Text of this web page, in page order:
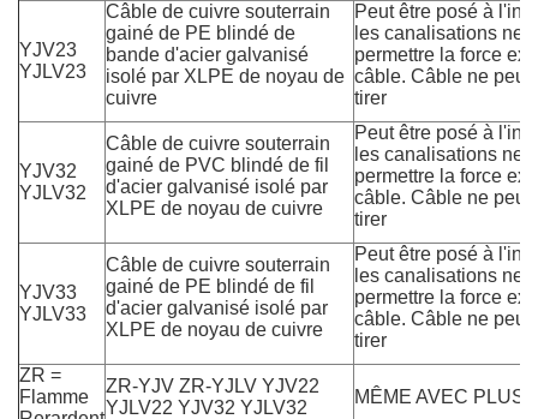
YJV23
YJLV23
Câble de cuivre souterrain
gainé de PE blindé de
bande d'acier galvanisé
isolé par XLPE de noyau de
cuivre
Peut être posé à
les canalisations ne
permettre la force
câble. Câble ne peut
tirer
YJV32
YJLV32
Câble de cuivre souterrain
gainé de PVC blindé de fil
d'acier galvanisé isolé par
XLPE de noyau de cuivre
Peut être posé à
les canalisations ne
permettre la force
câble. Câble ne peut
tirer
YJV33
YJLV33
Câble de cuivre souterrain
gainé de PE blindé de fil
d'acier galvanisé isolé par
XLPE de noyau de cuivre
Peut être posé à
les canalisations ne
permettre la force
câble. Câble ne peut
tirer
ZR =
Flamme
ZR-YJV ZR-YJLV YJV22
YJLV22 YJV32 YJLV32
MÊME AVEC PLUS